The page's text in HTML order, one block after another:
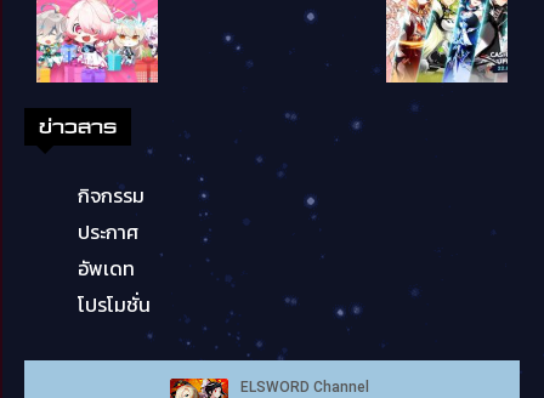
ข่าวสาร
กิจกรรม
ประกาศ
อัพเดท
โปรโมชั่น